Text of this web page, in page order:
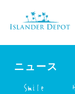
ニュース